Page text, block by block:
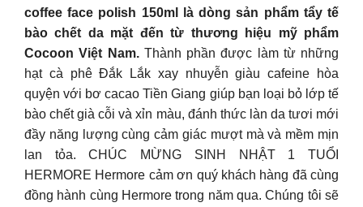
coffee face polish 150ml là dòng sản phẩm tẩy tế
bào chết da mặt đến từ thương hiệu mỹ phẩm
Cocoon Việt Nam.Thành phần được làm từ những
hạt cà phê Đắk Lắk xay nhuyễn giàu cafeine hòa
quyện với bơ cacao Tiền Giang giúp bạn loại bỏ lớp tế
bào chết già cỗi và xỉn màu, đánh thức làn da tươi mới
đầy năng lượng cùng cảm giác mượt mà và mềm mịn
lan tỏa. CHÚC MỪNG SINH NHẬT 1 TUỔI
HERMORE Hermore cảm ơn quý khách hàng đã cùng
đồng hành cùng Hermore trong năm qua. Chúng tôi sẽ